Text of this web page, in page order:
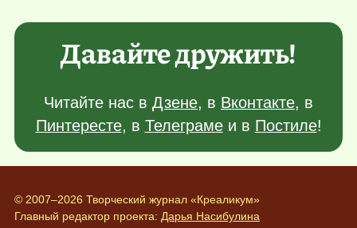
Давайте дружить!
Читайте нас в Дзене, в Вконтакте, в
Пинтересте, в Телеграмеи в Постиле!
© 2007–2026 Творческий журнал «Креаликум»
Главный редактор проекта: Дарья Насибулина